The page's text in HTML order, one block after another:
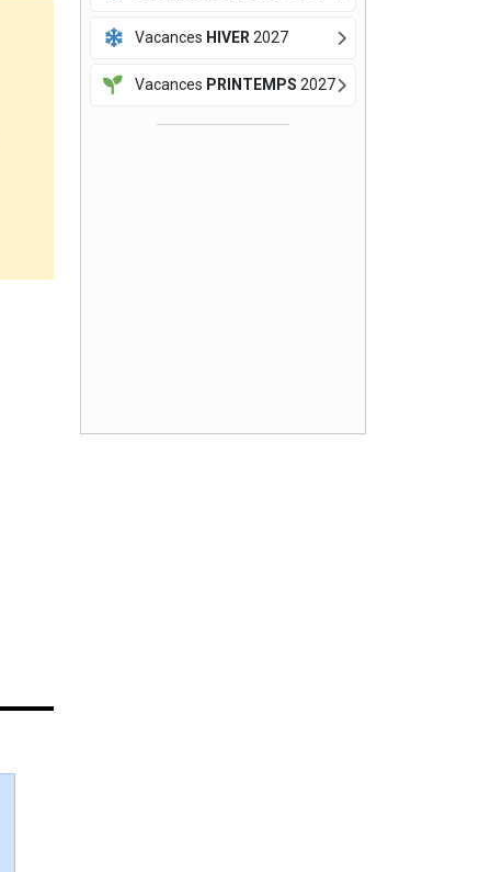
Vacances HIVER 2027
Vacances PRINTEMPS 2027